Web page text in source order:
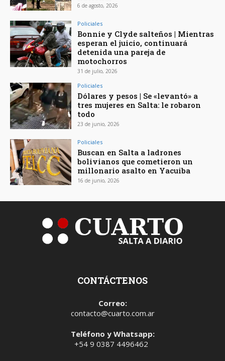
6 de agosto, 2026
Policiales
Bonnie y Clyde salteños | Mientras
esperan el juicio, continuará
detenida una pareja de
motochorros
31 de julio, 2026
Policiales
Dólares y pesos | Se «levantó» a
tres mujeres en Salta: le robaron
todo
23 de junio, 2026
Policiales
Buscan en Salta a ladrones
bolivianos que cometieron un
millonario asalto en Yacuiba
16 de junio, 2026
CONTÁCTENOS
Correo:
contacto@cuarto.com.ar
Teléfono y Whatsapp:
+54 9 0387 4496462